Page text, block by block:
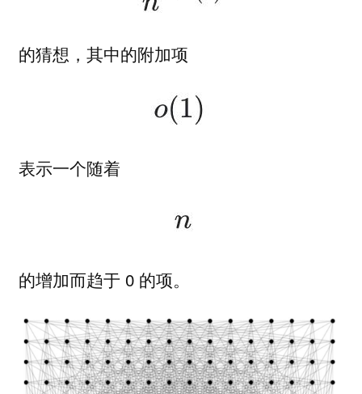
的猜想，其中的附加项
表示一个随着
的增加而趋于 0 的项。